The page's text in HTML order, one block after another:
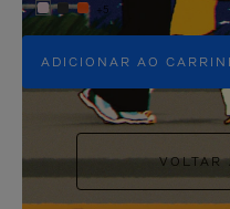
LO
+5
ADICIONAR AO
VOLTAR